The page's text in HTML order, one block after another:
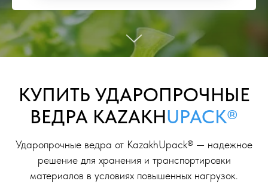
КУПИТЬ УДАРОПРОЧНЫЕ
ВЕДРА KAZAKHUPACK®
Ударопрочные ведра от KazakhUpack® — надежное
решение для хранения и транспортировки
материалов в условиях повышенных нагрузок.